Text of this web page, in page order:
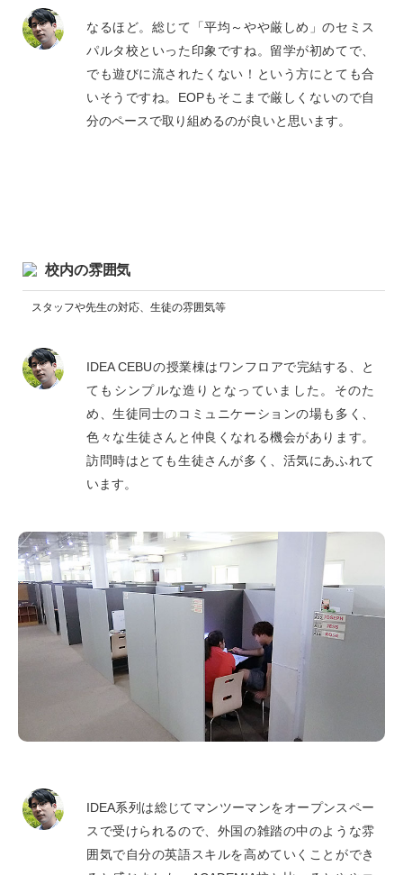
なるほど。総じて「平均～やや厳しめ」のセミス
パルタ校といった印象ですね。留学が初めてで、
でも遊びに流されたくない！という方にとても合
いそうですね。EOPもそこまで厳しくないので自
分のペースで取り組めるのが良いと思います。
校内の雰囲気
スタッフや先生の対応、生徒の雰囲気等
IDEA CEBUの授業棟はワンフロアで完結する、と
てもシンプルな造りとなっていました。そのた
め、生徒同士のコミュニケーションの場も多く、
色々な生徒さんと仲良くなれる機会があります。
訪問時はとても生徒さんが多く、活気にあふれて
います。
IDEA系列は総じてマンツーマンをオープンスペー
スで受けられるので、外国の雑踏の中のような雰
囲気で自分の英語スキルを高めていくことができ